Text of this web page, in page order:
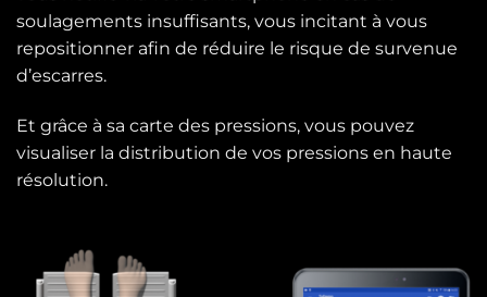
soulagements insuffisants, vous incitant à vous
repositionner afin de réduire le risque de survenue
d’escarres.
Et grâce à sa carte des pressions, vous pouvez
visualiser la distribution de vos pressions en haute
résolution.